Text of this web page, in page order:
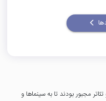
مجبور بودند تا به سینماها و